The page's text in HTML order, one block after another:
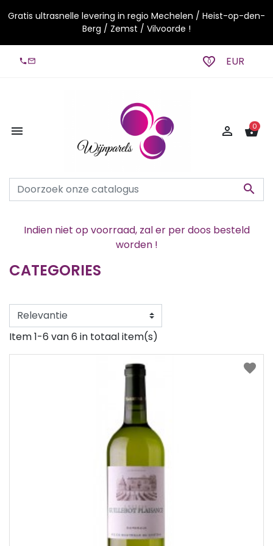
Gratis ultrasnelle levering in regio Mechelen / Heist-op-den-
Berg / Zemst / Vilvoorde !
local_phonemail_outline favorite_border
0 EUR


 shopping_basket
0
Indien niet op voorraad, zal er per doos besteld
worden !
CATEGORIES
Item 1-6 van 6 in totaal item(s)